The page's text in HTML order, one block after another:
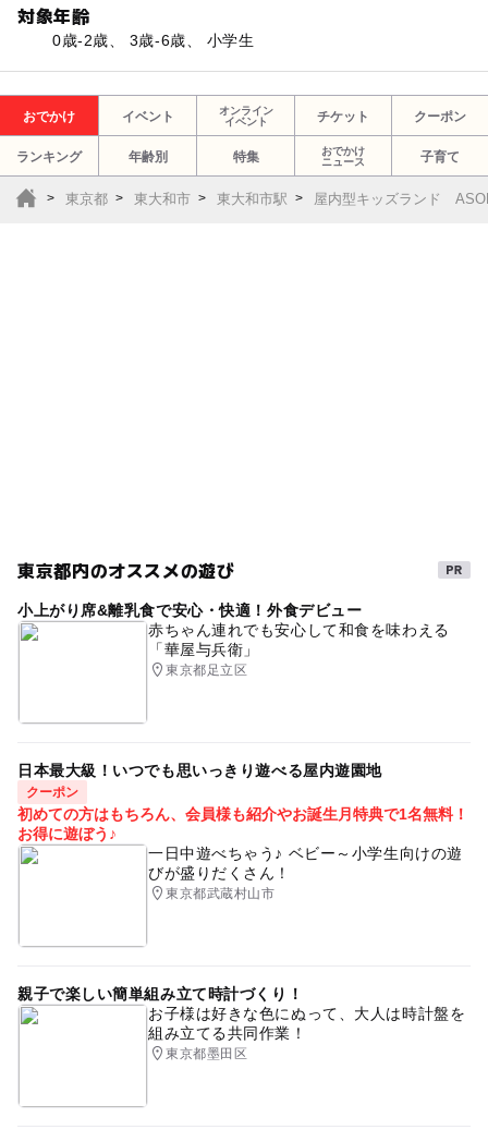
対象年齢
0歳-2歳、 3歳-6歳、 小学生
おでかけ イベント
オンライン
イベント
チケット クーポン
ランキング 年齢別 特集
おでかけ
ニュース
子育て
東京都 東大和市 東大和市駅 屋内型キッズランド
東京都内のオススメの遊び
小上がり席&離乳食で安心・快適！外食デビュー
赤ちゃん連れでも安心して和食を味わえる
「華屋与兵衛」
東京都足立区
日本最大級！いつでも思いっきり遊べる屋内遊園地
クーポン
初めての方はもちろん、会員様も紹介やお誕生月特典で1名無料！
お得に遊ぼう♪
一日中遊べちゃう♪ ベビー～小学生向けの遊
びが盛りだくさん！
東京都武蔵村山市
親子で楽しい簡単組み立て時計づくり！
お子様は好きな色にぬって、大人は時計盤を
組み立てる共同作業！
東京都墨田区